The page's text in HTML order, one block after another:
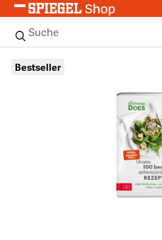
Zum Hauptinhalt springen
Suche
Bestseller